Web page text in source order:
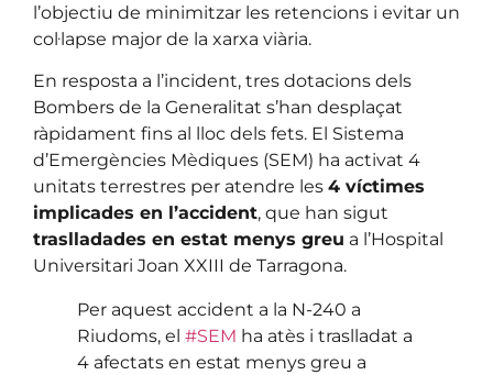
l’objectiu de minimitzar les retencions i evitar un
col·lapse major de la xarxa viària.
En resposta a l’incident, tres dotacions dels
Bombers de la Generalitat s’han desplaçat
ràpidament fins al lloc dels fets. El Sistema
d’Emergències Mèdiques (SEM) ha activat 4
unitats terrestres per atendre les 4 víctimes
implicades en l’accident, que han sigut
traslladades en estat menys greu a l’Hospital
Universitari Joan XXIII de Tarragona.
Per aquest accident a la N-240 a
Riudoms, el #SEM ha atès i traslladat a
4 afectats en estat menys greu a